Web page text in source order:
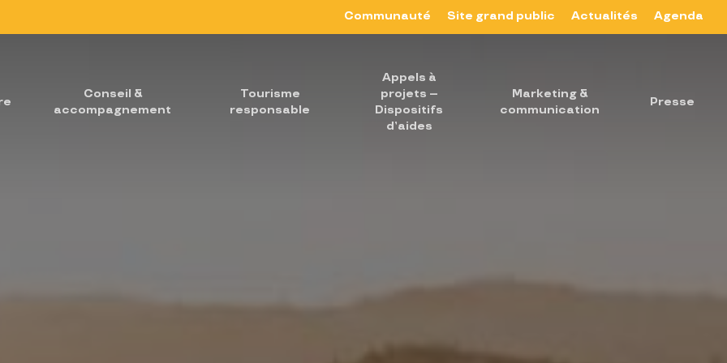
Communauté Site grand public Actualités Agenda
Conseil &
accompagnement
Tourisme
responsable
Appels à
projets –
Dispositifs
d’aides
Marketing &
communication
Presse